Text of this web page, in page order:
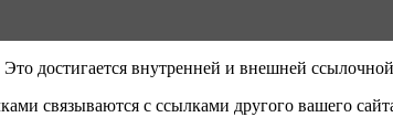
достигается внутренней и внешней
связываются с ссылками другого вашего